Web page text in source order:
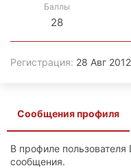
Баллы
28
Регистрация 28 Авг 2012
Сообщения профиля
В профиле пользователя
сообщения.